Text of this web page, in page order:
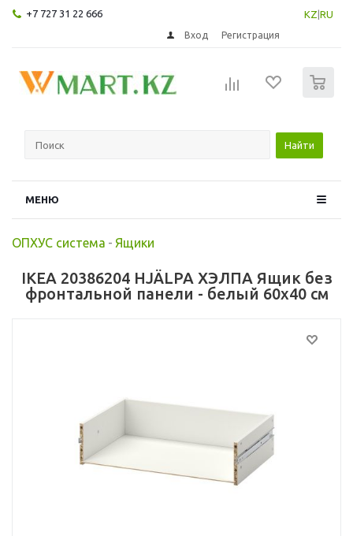
+7 727 31 22 666 KZ RU
Вход Регистрация
Найти
МЕНЮ
ОПХУС система - Ящики
IKEA 20386204 HJÄLPA ХЭЛПА Ящик без
фронтальной панели - белый 60x40 см